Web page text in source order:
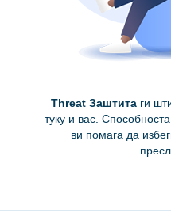
Threat Заштитаги
туку и вас.
ви помага да